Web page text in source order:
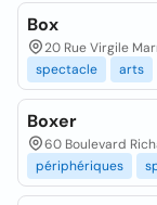
Box
20 Rue Virgile
spectacle
arts
Boxer
60 Boulevard
périphériques